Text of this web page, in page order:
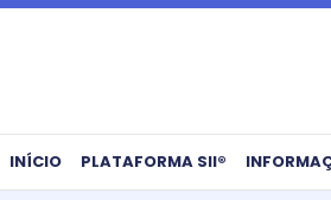
Ir
INÍCIO PLATAFORMA SII®